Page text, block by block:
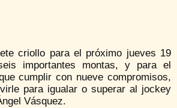
criollo para el próximo jueves 19
importantes montas, y para el
cumplir con nueve compromisos,
para igualar o superar al jockey
Vásquez.